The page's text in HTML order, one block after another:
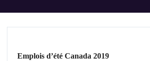
Emplois d’été Canada 2019